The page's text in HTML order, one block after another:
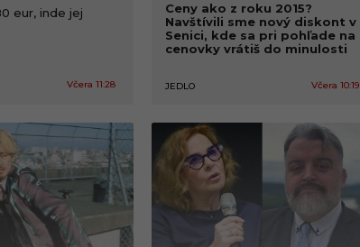
eur, inde jej
Včera 11:28
Ceny ako z roku 2015?
Navštívili sme nový diskont v
Senici, kde sa pri pohľade na
cenovky vrátiš do minulosti
JEDLO Včera 10:19